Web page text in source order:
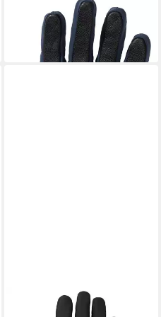
Fahrradhandschuhe
79,95 €
in 2-3 Werktagen bei dir